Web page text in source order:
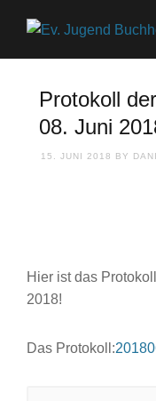
Protokoll
08. Juni
15. JUNI 2018 BY
Hier ist das
2018!
Das Protokoll: